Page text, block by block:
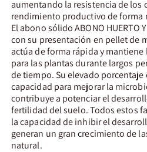
aumentando la resistencia de los
rendimiento productivo de forma
El abono sólido ABONO HUERTO Y
con su presentación en pellet de
actúa de forma rápida y
para las plantas durante largos
de tiempo. Su elevado porcentaje
capacidad para mejorar la
contribuye a potenciar el
fertilidad del suelo. Todos estos
la capacidad de inhibir el
generan un gran crecimiento de
natural.